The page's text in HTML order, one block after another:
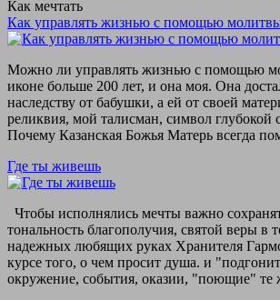
Как мечтать
Как управлять жизнью с помощью
Можно ли управлять жизнью с помощью
иконе больше 200 лет, и она моя. Она
наследству от бабушки, а ей от своей
реликвия, мой талисман, символ глубокой
Почему Казанская Божья Матерь всегда
Где ты живешь
Чтобы исполнялись мечты важно
тональность благополучия, святой веры в
надежных любящих руках Хранителя
курсе того, о чем просит душа. и
окружение, события, оказии, "поющие" те